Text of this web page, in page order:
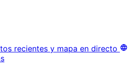
recientes y mapa en directo